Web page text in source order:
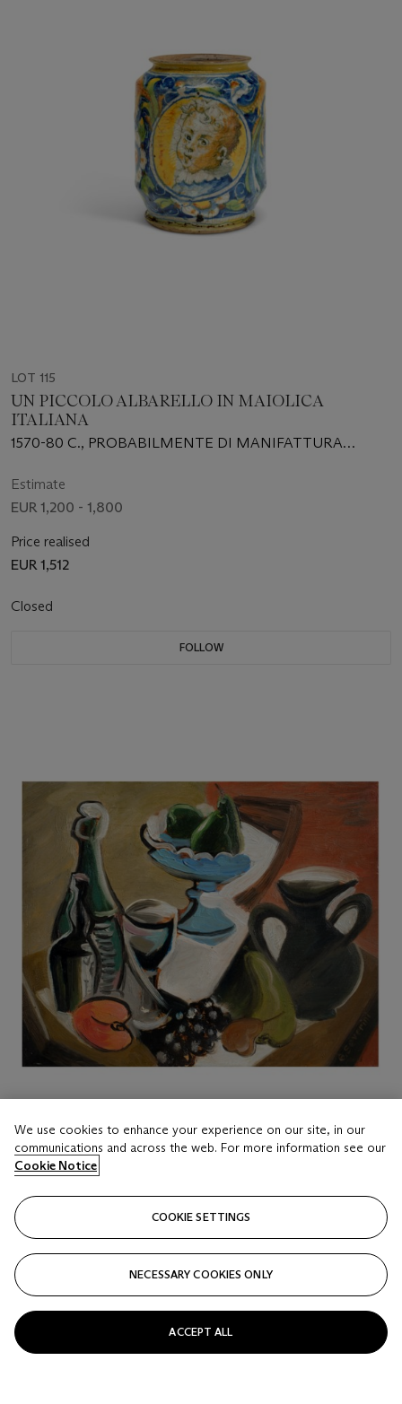
LOT 115
UN PICCOLO ALBARELLO IN MAIOLICA
ITALIANA
1570-80 C., PROBABILMENTE DI MANIFATTURA
MAESTRO DOMENICO DA VENEZIA
Estimate
EUR 1,200 - 1,800
Price realised
EUR 1,512
Closed
FOLLOW
LOT 116
Natura morta con uva e pere
Estimate
EUR 12,000 - 18,000
Price realised
EUR 30,240
We use cookies to enhance your experience on our site, in our
communications and across the web. For more information see our
Cookie Notice
COOKIE SETTINGS
NECESSARY COOKIES ONLY
ACCEPT ALL